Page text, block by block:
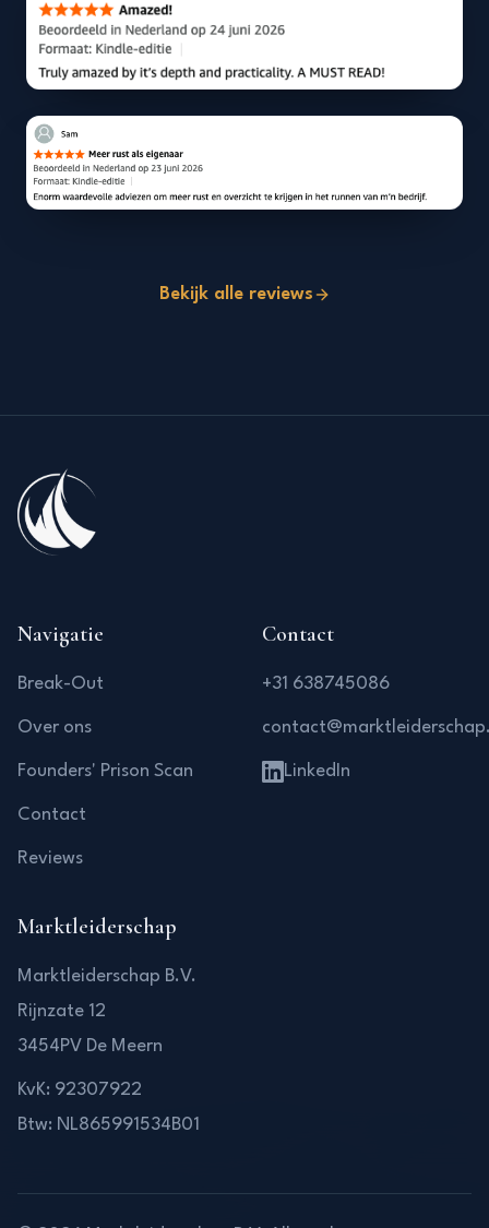
Bekijk alle reviews
Navigatie
Break-Out
Over ons
Founders' Prison Scan
Contact
Reviews
Contact
+31 638745086
LinkedIn
Marktleiderschap
Marktleiderschap B.V.
Rijnzate 12
3454PV De Meern
KvK: 92307922
Btw: NL865991534B01